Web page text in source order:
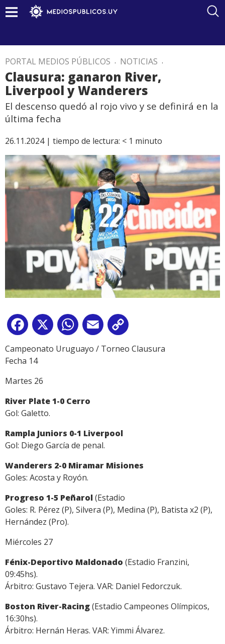
PORTAL MEDIOS PÚBLICOS . NOTICIAS .
Clausura: ganaron River,
Liverpool y Wanderers
El descenso quedó al rojo vivo y se definirá en la
última fecha
26.11.2024 | tiempo de lectura: < 1 minuto
Facebook
X WhatsApp
Email
Link
Campeonato Uruguayo / Torneo Clausura
Fecha 14
Martes 26
River Plate 1-0 Cerro
Gol: Galetto.
Rampla Juniors 0-1 Liverpool
Gol: Diego García de penal.
Wanderers 2-0 Miramar Misiones
Goles: Acosta y Royón.
Progreso 1-5 Peñarol (Estadio
Goles: R. Pérez (P), Silvera (P), Medina (P), Batista x2 (P),
Hernández (Pro).
Miércoles 27
Fénix-Deportivo Maldonado (Estadio Franzini,
09:45hs).
Árbitro: Gustavo Tejera. VAR: Daniel Fedorczuk.
Boston River-Racing(Estadio Campeones Olímpicos,
16:30hs).
Árbitro: Hernán Heras. VAR: Yimmi Álvarez.